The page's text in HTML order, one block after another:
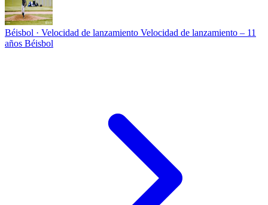
Béisbol · Velocidad de lanzamiento Velocidad de lanzamiento – 11
años Béisbol